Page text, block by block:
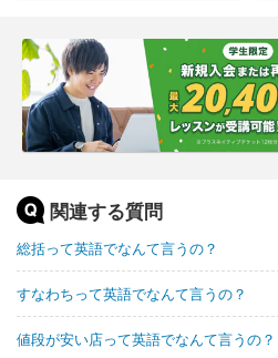
関連する質問
総括って英語でなんて言うの？
すなわちって英語でなんて言うの？
値段が安い店って英語でなんて言うの？